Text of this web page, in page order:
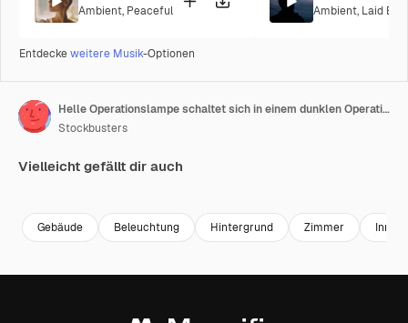
Ambient, Peaceful Ambient, Laid
Entdeckeweitere Musik-Optionen
Helle Operationslampe schaltet sich in einem dunklen Operationssaal eines Krankenhauses aus. Nahaufnahme.
Stockbusters
Vielleicht gefällt dir auch
Gebäude Beleuchtung Hintergrund Zimmer Innere